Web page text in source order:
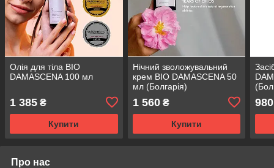
Олія для тіла BIO
DAMASCENA 100 мл
1 385 ₴
Купити
Нічний зволожувальний
крем BIO DAMASCENA 50
мл (Болгарія)
1 560₴
Купити
980
Про нас